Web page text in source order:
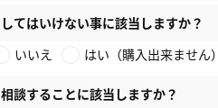
してはいけない事に該当しますか？
いいえ
はい（購入出来ません）
相談することに該当しますか？